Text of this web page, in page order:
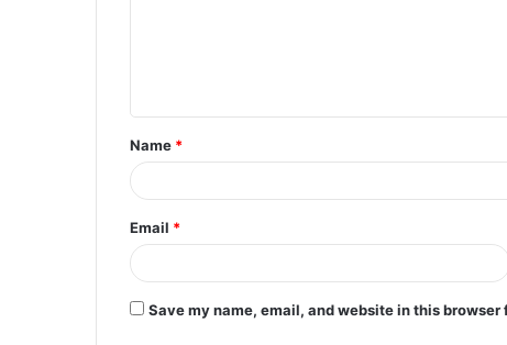
t
*
Name *
Email *
Save my name, email, and website in this